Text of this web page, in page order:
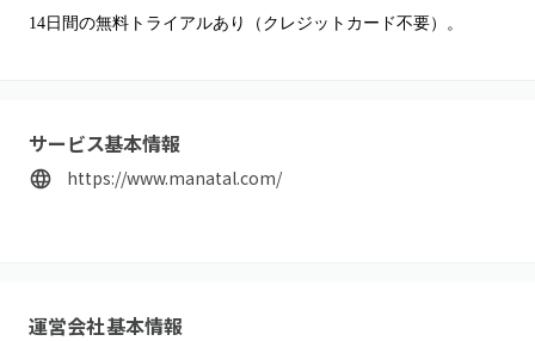
14日間の無料トライアルあり（クレジットカード不要）。
サービス基本情報
https://www.manatal.com/
運営会社基本情報